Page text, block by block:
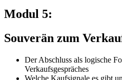
Modul 5:
Souverän zum
Der Abschluss als logische
Verkaufsgespräches
Welche Kaufsignale es gibt